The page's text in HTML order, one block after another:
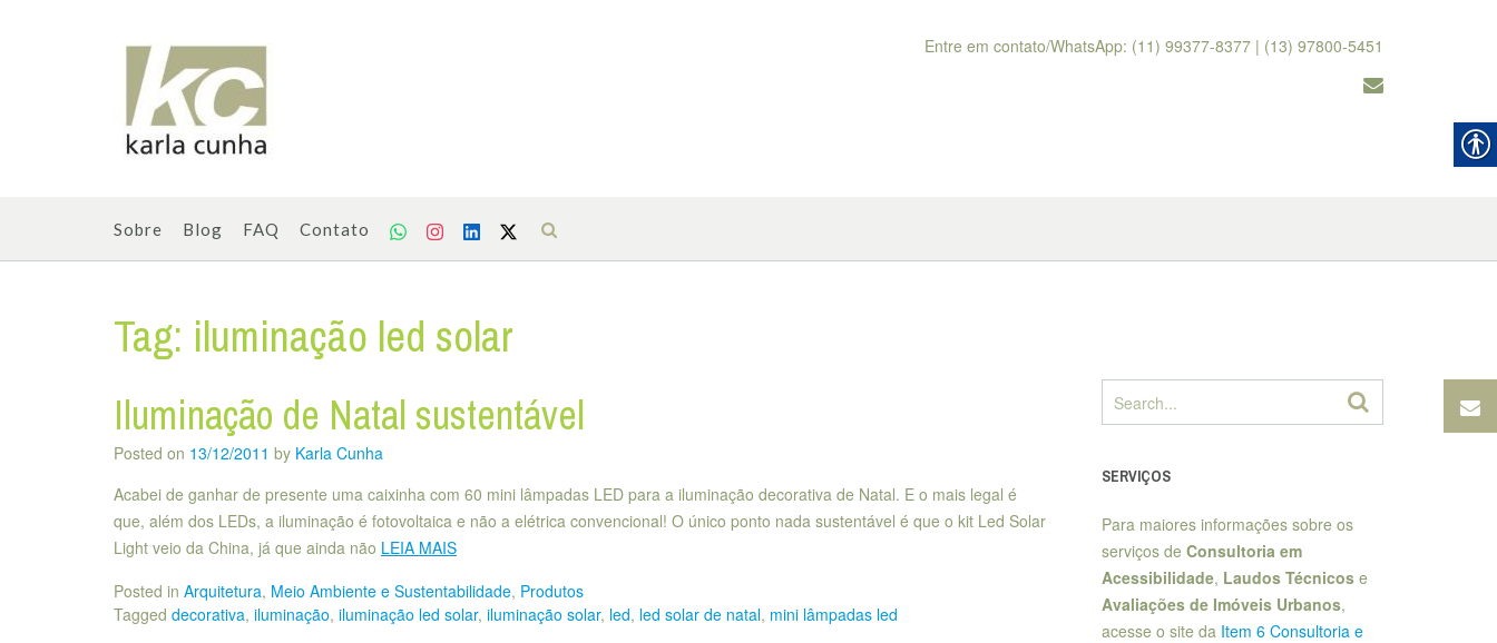
Entre em contato/WhatsApp: (11) 99377-8377 | (13) 97800-5451
Sobre Blog FAQ Contato
Tag: iluminação led solar
Iluminação de Natal sustentável
Posted on 13/12/2011 by Karla Cunha
Acabei de ganhar de presente uma caixinha com 60 mini lâmpadas LED para a iluminação decorativa de Natal. E o mais legal é
que, além dos LEDs, a iluminação é fotovoltaica e não a elétrica convencional! O único ponto nada sustentável é que o kit Led Solar
Light veio da China, já que ainda não LEIA MAIS
Posted in Arquitetura, Meio Ambiente e Sustentabilidade, Produtos
Tagged decorativa, iluminação, iluminação led solar, iluminação solar, led, led solar de natal, mini lâmpadas led
SERVIÇOS
Para maiores informações sobre os
serviços de Consultoria em
Acessibilidade, Laudos Técnicose
Avaliações de Imóveis Urbanos,
acesse o site da Item 6 Consultoria e